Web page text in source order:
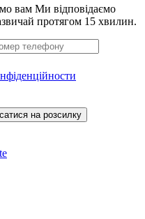
вам Ми відповідаємо
протягом 15 хвилин.
на розсилку